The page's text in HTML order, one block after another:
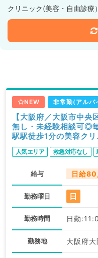
クリニック(美容・自由診療）
NEW 非常勤(アルバ
【大阪府／大阪市中
無し・未経験相談可◎
駅駅徒歩1分の美容ク
勤）
人気エリア 救急対応なし
給与 日給
勤務曜日 日
勤務時間 日勤
勤務地 大阪府